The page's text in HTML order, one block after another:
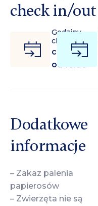
check in/out
Godziny
check-in
codziennie
od 16:00
Dodatkowe
informacje
– Zakaz palenia
papierosów
– Zwierzęta nie są